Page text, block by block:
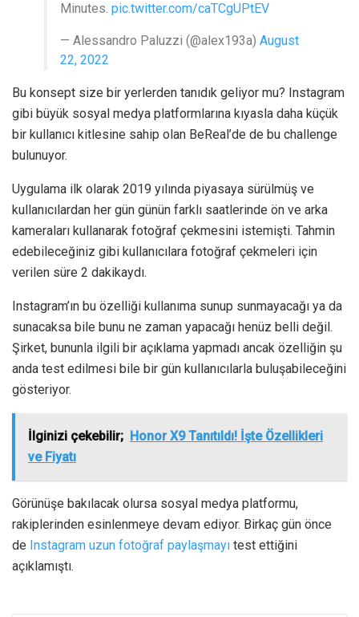
Minutes. pic.twitter.com/caTCgUPtEV
— Alessandro Paluzzi (@alex193a) August
22, 2022
Bu konsept size bir yerlerden tanıdık geliyor mu? Instagram
gibi büyük sosyal medya platformlarına kıyasla daha küçük
bir kullanıcı kitlesine sahip olan BeReal’de de bu challenge
bulunuyor.
Uygulama ilk olarak 2019 yılında piyasaya sürülmüş ve
kullanıcılardan her gün günün farklı saatlerinde ön ve arka
kameraları kullanarak fotoğraf çekmesini istemişti. Tahmin
edebileceğiniz gibi kullanıcılara fotoğraf çekmeleri için
verilen süre 2 dakikaydı.
Instagram’ın bu özelliği kullanıma sunup sunmayacağı ya da
sunacaksa bile bunu ne zaman yapacağı henüz belli değil.
Şirket, bununla ilgili bir açıklama yapmadı ancak özelliğin şu
anda test edilmesi bile bir gün kullanıcılarla buluşabileceğini
gösteriyor.
İlginizi çekebilir; Honor X9 Tanıtıldı! İşte Özellikleri
ve Fiyatı
Görünüşe bakılacak olursa sosyal medya platformu,
rakiplerinden esinlenmeye devam ediyor. Birkaç gün önce
de Instagram uzun fotoğraf paylaşmayı test ettiğini
açıklamıştı.